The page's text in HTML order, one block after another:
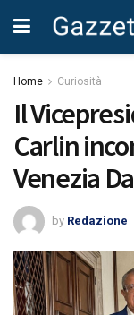
Home Curiosità
Il
Carlin
Venezia
by Redazione